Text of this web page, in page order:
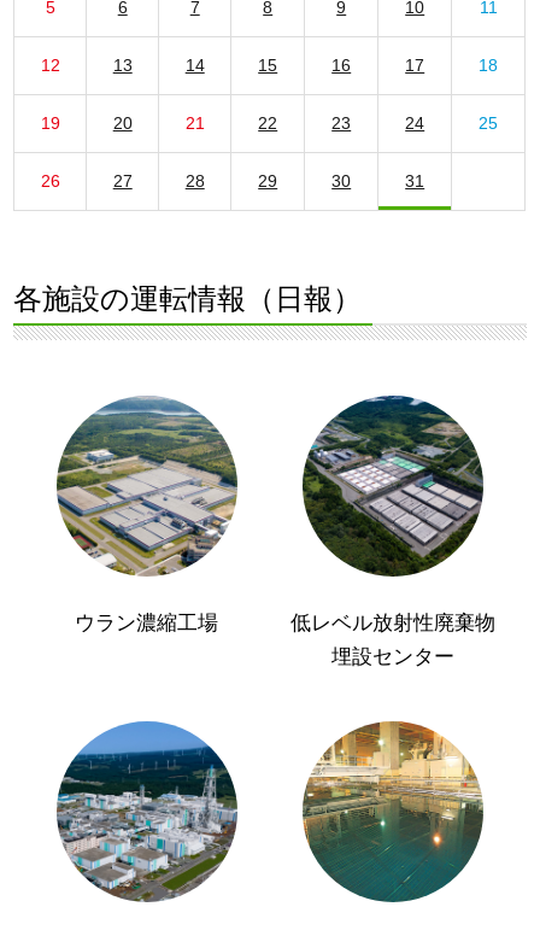
5 6 7 8 9 10 11
12 13 14 15 16 17 18
19 20 21 22 23 24 25
26 27 28 29 30 31
各施設の運転情報（日報）
ウラン濃縮工場
低レベル放射性廃棄物
埋設センター